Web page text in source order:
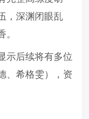
，深渊闭眼乱
示后续将有多位
、希格雯），资